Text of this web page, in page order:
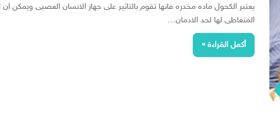
يعتبر الكحول ماده مخدره فانها تقوم بالتاثير على جهاز الانسان العصبى
المتعاطى لها لحد الادمان…
أكمل القراءة »